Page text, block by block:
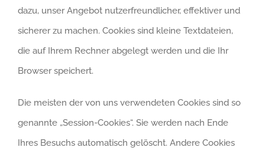
dazu, unser Angebot nutzerfreundlicher, effektiver und
sicherer zu machen. Cookies sind kleine Textdateien,
die auf Ihrem Rechner abgelegt werden und die Ihr
Browser speichert.
Die meisten der von uns verwendeten Cookies sind so
genannte „Session-Cookies“. Sie werden nach Ende
Ihres Besuchs automatisch gelöscht. Andere Cookies